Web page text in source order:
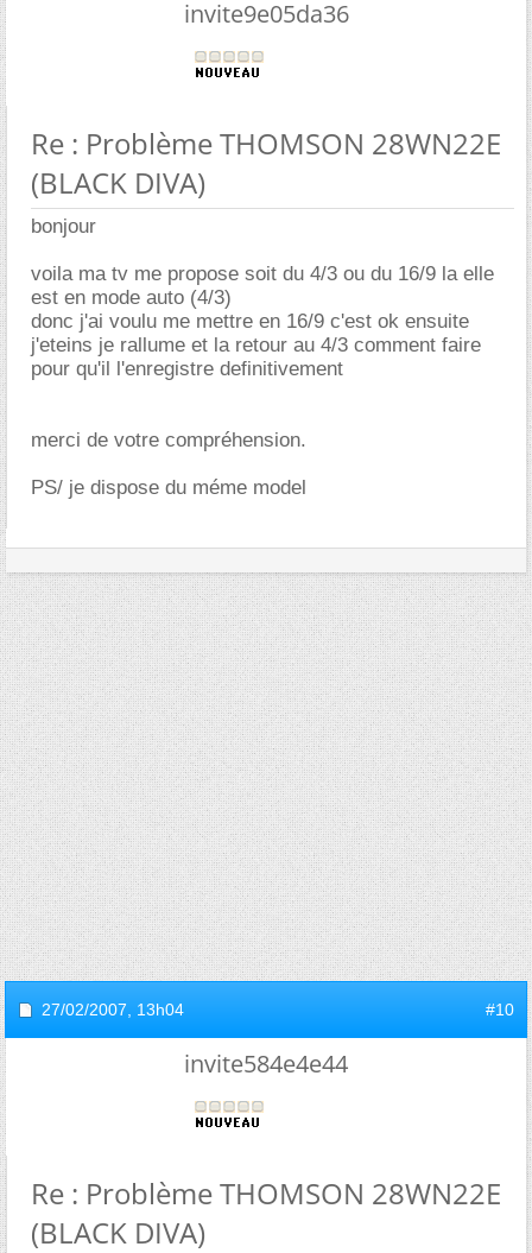
invite9e05da36
Re : Problème THOMSON 28WN22E
(BLACK DIVA)
bonjour
voila ma tv me propose soit du 4/3 ou du 16/9 la elle
est en mode auto (4/3)
donc j'ai voulu me mettre en 16/9 c'est ok ensuite
j'eteins je rallume et la retour au 4/3 comment faire
pour qu'il l'enregistre definitivement
merci de votre compréhension.
PS/ je dispose du méme model
27/02/2007, 13h04 #10
invite584e4e44
Re : Problème THOMSON 28WN22E
(BLACK DIVA)